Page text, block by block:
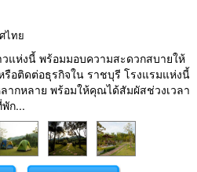
ไทย
แห่งนี้ พร้อมมอบความสะดวกสบายให้
รือติดต่อธุรกิจใน ราชบุรี โรงแรมแห่งนี้
ากหลาย พร้อมให้คุณได้สัมผัสช่วงเวลา
ก...